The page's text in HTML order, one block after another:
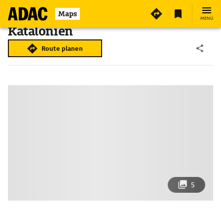
Maps MENÜ
Katalonien
Route planen
5